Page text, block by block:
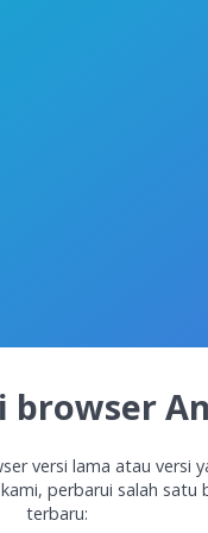
browser
versi lama atau versi
perbarui salah satu
terbaru: